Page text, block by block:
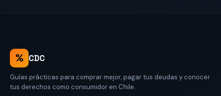
% CDC
Guías prácticas para comprar mejor, pagar tus deudas y conocer
tus derechos como consumidor en Chile.